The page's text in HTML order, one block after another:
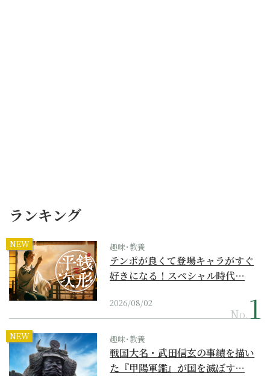
ランキング
NEW 趣味･教養
テンポが良くて登場キャラがすぐ
好きになる！スペシャル時代…
2026/08/02
No.
NEW 趣味･教養
戦国大名・武田信玄の事績を描い
た『甲陽軍鑑』が国を滅ぼす…